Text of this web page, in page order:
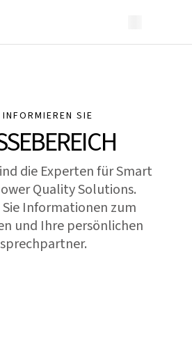
SIE
die Experten für Smart
Quality Solutions.
Informationen zum
und Ihre persönlichen